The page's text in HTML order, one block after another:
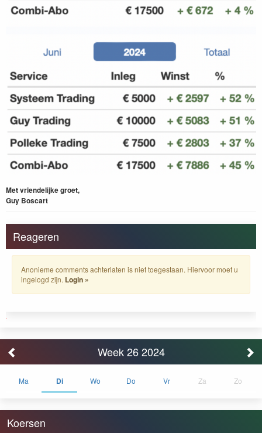
Met vriendelijke groet,
Guy Boscart
Reageren
Anonieme comments achterlaten is niet toegestaan. Hiervoor moet u
ingelogd zijn. Login »
Week 26 2024
Ma Di Wo Do Vr Za Zo
Koersen